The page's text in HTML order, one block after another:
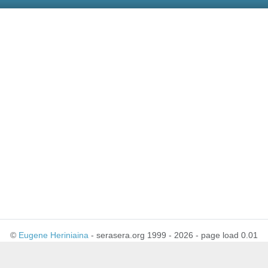
© Eugene Heriniaina - serasera.org 1999 - 2026 - page load 0.01